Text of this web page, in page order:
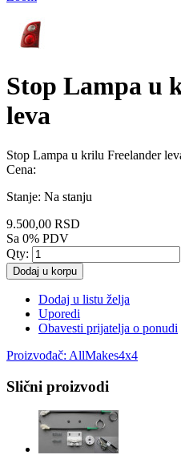
Stop Lampa u
leva
Stop Lampa u krilu Freelander
Cena:
Stanje: Na stanju
9.500,00 RSD
Sa 0% PDV
Qty:
Dodaj u korpu
Dodaj u listu želja
Uporedi
Obavesti prijatelja o ponudi
Proizvođač: AllMakes4x4
Slični proizvodi